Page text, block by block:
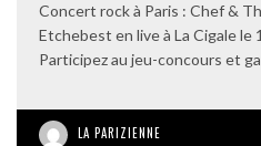
Concert rock à Paris : Chef &
Etchebest en live à La Cigale le
Participez au jeu-concours et
LA PARIZIENNE